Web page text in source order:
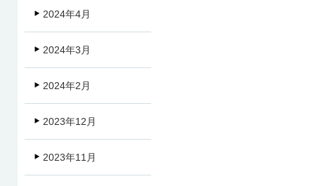
2024年4月
2024年3月
2024年2月
2023年12月
2023年11月